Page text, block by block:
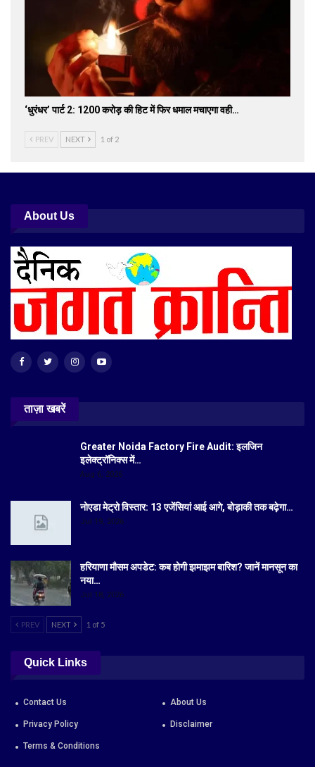
‘धुरंधर’ पार्ट 2: 1200 करोड़ की हिट में फिर धमाल मचाएगा वही…
PREV NEXT 1 of 2
About Us
ताज़ा खबरें
Greater Noida Factory Fire Audit: इलजिन
इलेक्ट्रॉनिक्स में…
Aug 6, 2026
नोएडा मेट्रो विस्तार: 13 एजेंसियां आई आगे, बोड़ाकी तक बढ़ेगा…
Jul 19, 2026
हरियाणा मौसम अपडेट: कब होगी झमाझम बारिश? जानें मानसून का
नया…
Jul 18, 2026
PREV NEXT 1 of 5
Quick Links
Contact Us About Us
Privacy Policy Disclaimer
Terms & Conditions